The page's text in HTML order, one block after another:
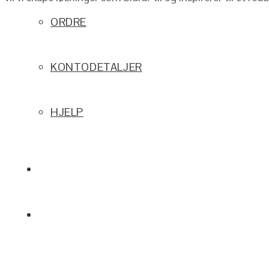
ORDRE
KONTODETALJER
HJELP